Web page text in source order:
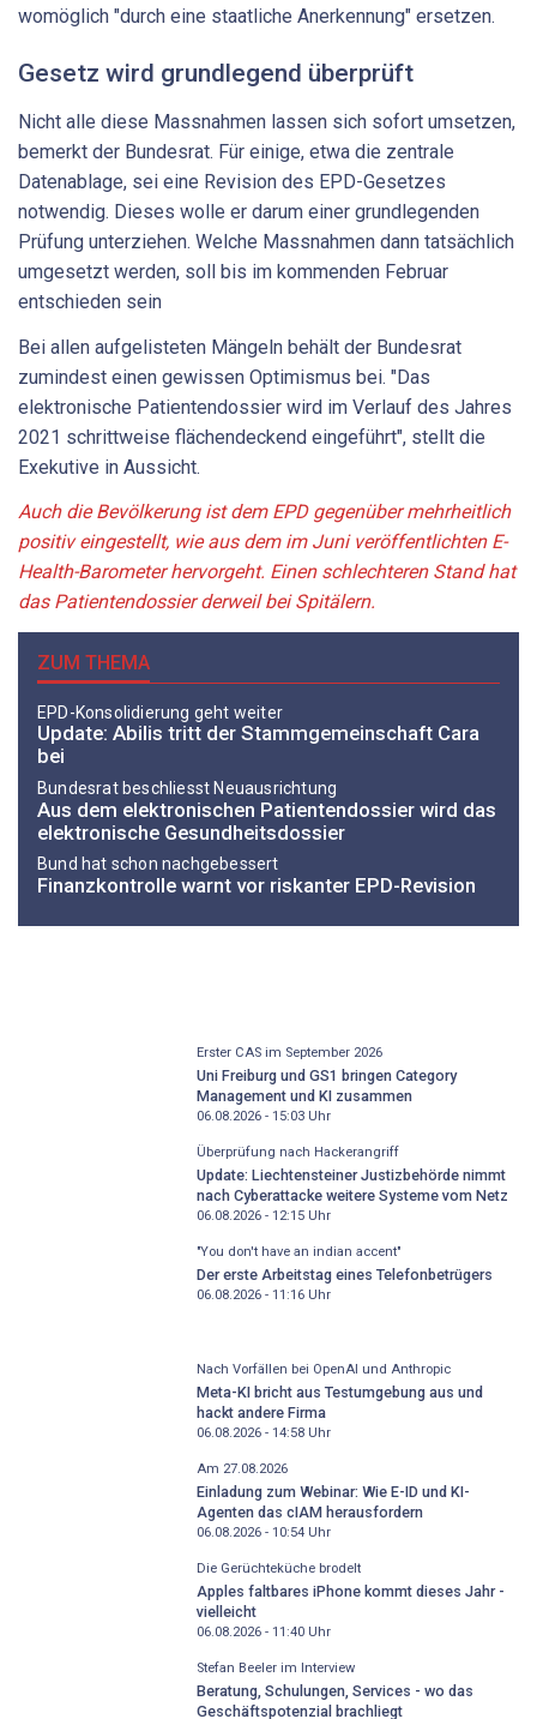
womöglich "durch eine staatliche Anerkennung" ersetzen.
Gesetz wird grundlegend überprüft
Nicht alle diese Massnahmen lassen sich sofort umsetzen,
bemerkt der Bundesrat. Für einige, etwa die zentrale
Datenablage, sei eine Revision des EPD-Gesetzes
notwendig. Dieses wolle er darum einer grundlegenden
Prüfung unterziehen. Welche Massnahmen dann tatsächlich
umgesetzt werden, soll bis im kommenden Februar
entschieden sein
Bei allen aufgelisteten Mängeln behält der Bundesrat
zumindest einen gewissen Optimismus bei. "Das
elektronische Patientendossier wird im Verlauf des Jahres
2021 schrittweise flächendeckend eingeführt", stellt die
Exekutive in Aussicht.
Auch die Bevölkerung ist dem EPD gegenüber mehrheitlich
positiv eingestellt, wie aus dem im Juni veröffentlichten E-
Health-Barometer hervorgeht. Einen schlechteren Stand hat
das Patientendossier derweil bei Spitälern.
ZUM THEMA
EPD-Konsolidierung geht weiter
Update: Abilis tritt der Stammgemeinschaft Cara
bei
Bundesrat beschliesst Neuausrichtung
Aus dem elektronischen Patientendossier wird das
elektronische Gesundheitsdossier
Bund hat schon nachgebessert
Finanzkontrolle warnt vor riskanter EPD-Revision
Erster CAS im September 2026
Uni Freiburg und GS1 bringen Category
Management und KI zusammen
06.08.2026 - 15:03Uhr
Überprüfung nach Hackerangriff
Update: Liechtensteiner Justizbehörde nimmt
nach Cyberattacke weitere Systeme vom Netz
06.08.2026 - 12:15Uhr
"You don't have an indian accent"
Der erste Arbeitstag eines Telefonbetrügers
06.08.2026 - 11:16Uhr
Nach Vorfällen bei OpenAI und Anthropic
Meta-KI bricht aus Testumgebung aus und
hackt andere Firma
06.08.2026 - 14:58Uhr
Am 27.08.2026
Einladung zum Webinar: Wie E-ID und KI-
Agenten das cIAM herausfordern
06.08.2026 - 10:54Uhr
Die Gerüchteküche brodelt
Apples faltbares iPhone kommt dieses Jahr -
vielleicht
06.08.2026 - 11:40Uhr
Stefan Beeler im Interview
Beratung, Schulungen, Services - wo das
Geschäftspotenzial brachliegt